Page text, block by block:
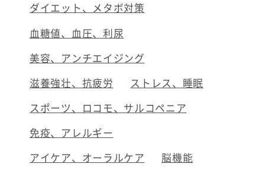
ダイエット、メタボ対策
血糖値、血圧、利尿
美容、アンチエイジング
滋養強壮、抗疲労
ストレス、睡眠
スポーツ、ロコモ、サルコペニア
免疫、アレルギー
アイケア、オーラルケア
脳機能